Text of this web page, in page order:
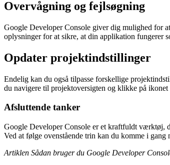
Overvågning og fejlsøgning
Google Developer Console giver dig mulighed for
oplysninger for at sikre, at din applikation fungerer
Opdater projektindstillinger
Endelig kan du også tilpasse forskellige
du navigere til projektoversigten og klikke på
Afsluttende tanker
Google Developer Console er et kraftfuldt værktøj,
Ved at følge ovenstående trin kan du komme i
Artiklen Sådan bruger du Google Developer